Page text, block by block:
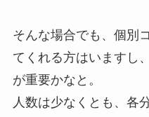
そんな場合でも、個別
てくれる方はいますし
が重要かなと。
人数は少なくとも、各